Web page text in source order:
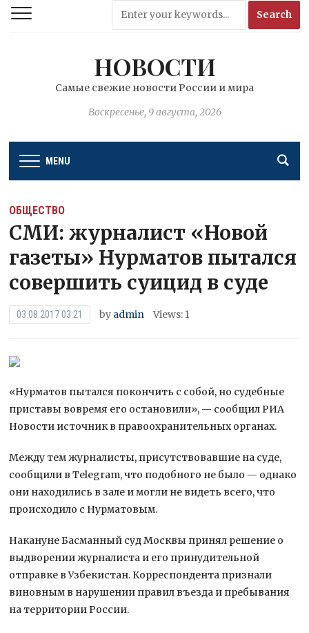
НОВОСТИ
Самые свежие новости России и мира
Воскресенье, 9 августа, 2026
MENU
ОБЩЕСТВО
СМИ: журналист «Новой
газеты» Нурматов пытался
совершить суицид в суде
03.08.2017 03:21 by admin Views: 1
«Нурматов пытался покончить с собой, но судебные
приставы вовремя его остановили», — сообщил РИА
Новости источник в правоохранительных органах.
Между тем журналисты, присутствовавшие на суде,
сообщили в Telegram, что подобного не было — однако
они находились в зале и могли не видеть всего, что
происходило с Нурматовым.
Накануне Басманный суд Москвы принял решение о
выдворении журналиста и его принудительной
отправке в Узбекистан. Корреспондента признали
виновным в нарушении правил въезда и пребывания
на территории России.